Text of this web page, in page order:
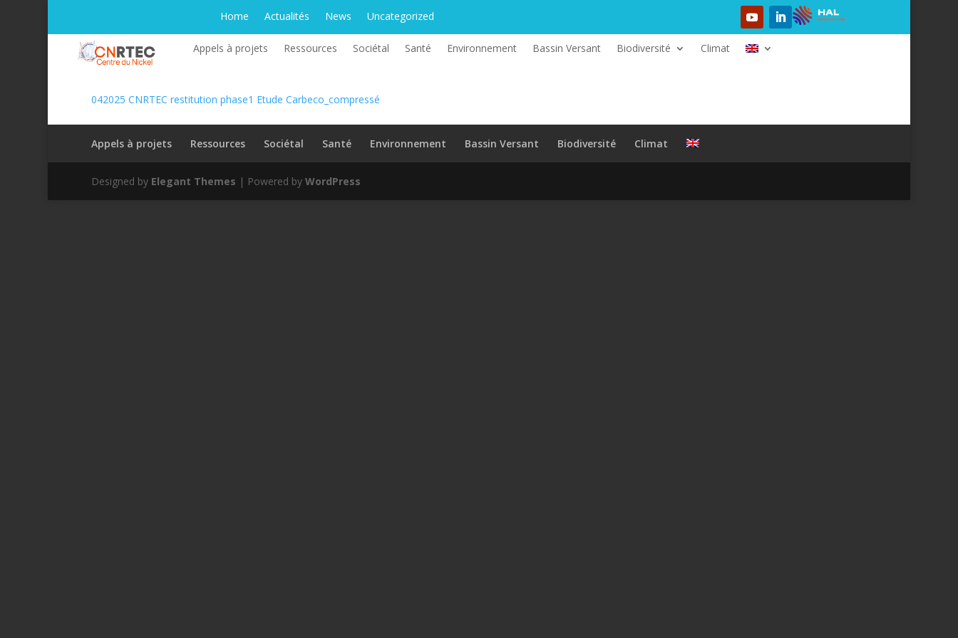
Home Actualités News Uncategorized
Appels à projets Ressources Sociétal Santé Environnement Bassin Versant Biodiversité Climat
042025 CNRTEC restitution phase1 Etude Carbeco_compressé
Appels à projets Ressources Sociétal Santé Environnement Bassin Versant Biodiversité Climat
Designed by Elegant Themes | Powered by WordPress